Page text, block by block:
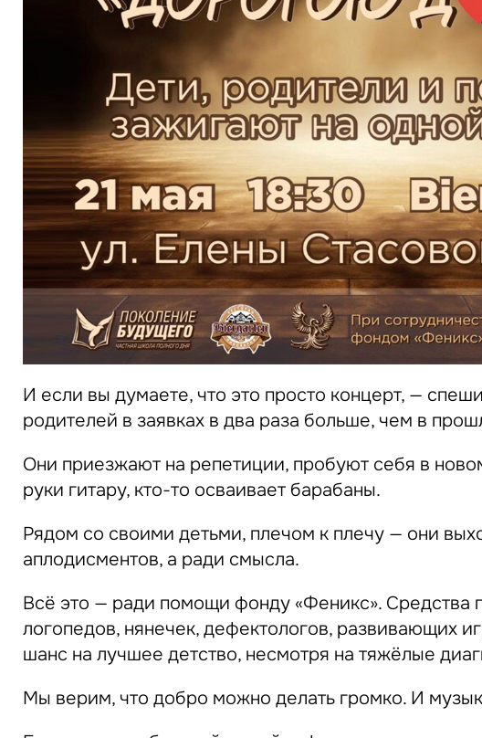
И если вы думаете, что это просто концерт, —
родителей в заявках в два раза больше, чем в
Они приезжают на репетиции, пробуют себя в
руки гитару, кто-то осваивает барабаны.
Рядом со своими детьми, плечом к плечу — они
аплодисментов, а ради смысла.
Всё это — ради помощи фонду «Феникс». Средства
логопедов, нянечек, дефектологов, развивающих
шанс на лучшее детство, несмотря на тяжёлые
Мы верим, что добро можно делать громко. И